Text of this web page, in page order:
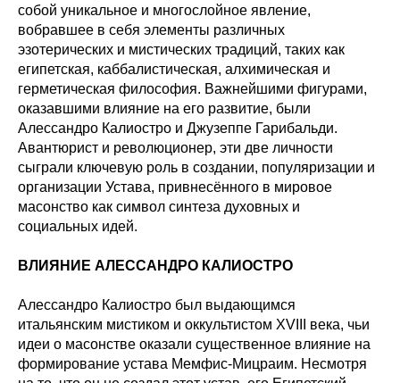
собой уникальное и многослойное явление,
вобравшее в себя элементы различных
эзотерических и мистических традиций, таких как
египетская, каббалистическая, алхимическая и
герметическая философия. Важнейшими фигурами,
оказавшими влияние на его развитие, были
Алессандро Калиостро и Джузеппе Гарибальди.
Авантюрист и революционер, эти две личности
сыграли ключевую роль в создании, популяризации и
организации Устава, привнесённого в мировое
масонство как символ синтеза духовных и
социальных идей.
ВЛИЯНИЕ АЛЕССАНДРО КАЛИОСТРО
Алессандро Калиостро был выдающимся
итальянским мистиком и оккультистом XVIII века, чьи
идеи о масонстве оказали существенное влияние на
формирование устава Мемфис-Мицраим. Несмотря